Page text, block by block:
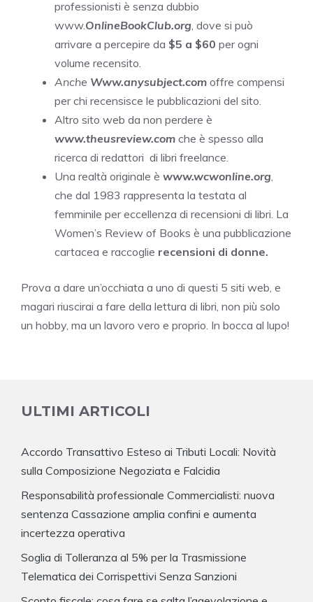
professionisti è senza dubbio
www.OnlineBookClub.org , dove si può
arrivare a percepire da $5 a $60 per ogni
volume recensito.
Anche Www.anysubject.com offre compensi
per chi recensisce le pubblicazioni del sito.
Altro sito web da non perdere è
www.theusreview.com che è spesso alla
ricerca di redattori di libri freelance.
Una realtà originale è www.wcwonline.org
che dal 1983 rappresenta la testata al
femminile per eccellenza di recensioni di libri. La
Women’s Review of Books è una pubblicazione
cartacea e raccoglie recensioni di donne.
Prova a dare un’occhiata a uno di questi 5 siti web, e
magari riuscirai a fare della lettura di libri, non più solo
un hobby, ma un lavoro vero e proprio. In bocca al lupo!
ULTIMI ARTICOLI
Accordo Transattivo Esteso ai Tributi Locali: Novità
sulla Composizione Negoziata e Falcidia
Responsabilità professionale Commercialisti: nuova
sentenza Cassazione amplia confini e aumenta
incertezza operativa
Soglia di Tolleranza al 5% per la Trasmissione
Telematica dei Corrispettivi Senza Sanzioni